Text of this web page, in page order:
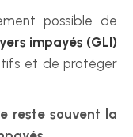
possible de
impayés (GLI)
et de protéger
reste souvent la